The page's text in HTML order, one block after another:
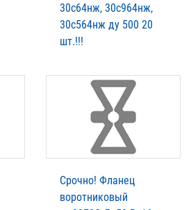
30с64нж, 30с964нж,
30с564нж ду 500 20
шт.!!!
Срочно! Фланец
воротниковый